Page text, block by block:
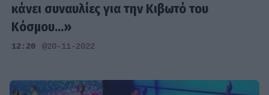
κάνει συναυλίες για την Κιβωτό του
Κόσμου...»
12:20 @20-11-2022